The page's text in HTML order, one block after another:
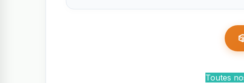
Toutes